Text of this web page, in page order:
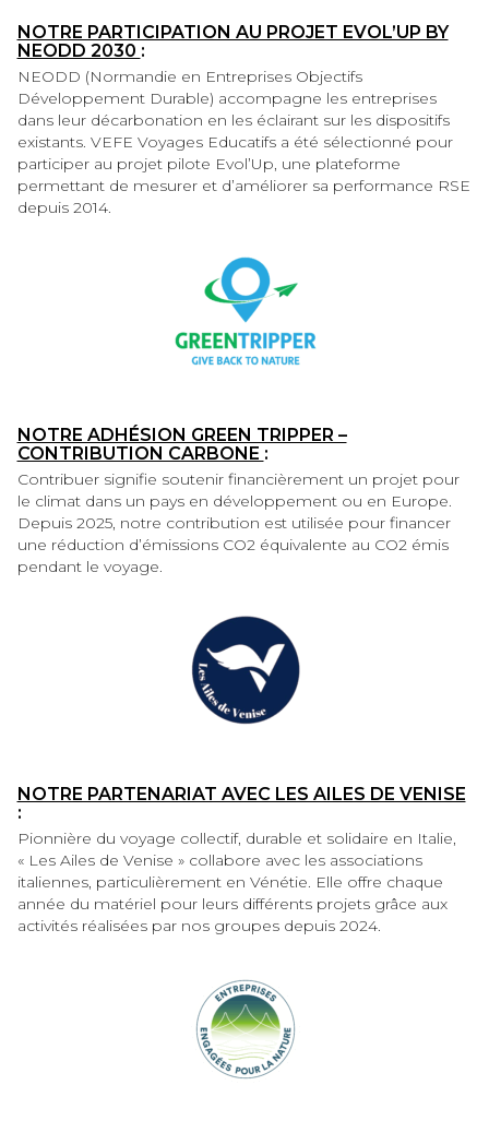
NOTRE PARTICIPATION AU PROJET EVOL’UP BY
NEODD 2030 :
NEODD (Normandie en Entreprises Objectifs
Développement Durable) accompagne les entreprises
dans leur décarbonation en les éclairant sur les dispositifs
existants. VEFE Voyages Educatifs a été sélectionné pour
participer au projet pilote Evol’Up, une plateforme
permettant de mesurer et d’améliorer sa performance RSE
depuis 2014.
NOTRE ADHÉSION GREEN TRIPPER –
CONTRIBUTION CARBONE :
Contribuer signifie soutenir financièrement un projet pour
le climat dans un pays en développement ou en Europe.
Depuis 2025, notre contribution est utilisée pour financer
une réduction d’émissions CO2 équivalente au CO2 émis
pendant le voyage.
NOTRE PARTENARIAT AVEC LES AILES DE VENISE
:
Pionnière du voyage collectif, durable et solidaire en Italie,
« Les Ailes de Venise » collabore avec les associations
italiennes, particulièrement en Vénétie. Elle offre chaque
année du matériel pour leurs différents projets grâce aux
activités réalisées par nos groupes depuis 2024.